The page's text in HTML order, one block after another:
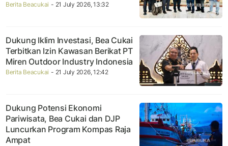
Berita Beacukai - 21 July 2026, 13:32
Dukung Iklim Investasi, Bea Cukai
Terbitkan Izin Kawasan Berikat PT
Miren Outdoor Industry Indonesia
Berita Beacukai - 21 July 2026, 12:42
Dukung Potensi Ekonomi
Pariwisata, Bea Cukai dan DJP
Luncurkan Program Kompas Raja
Ampat